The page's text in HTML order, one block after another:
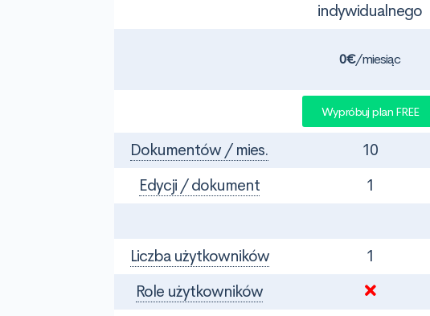
indywidualnego
0€/miesiąc
Wypróbuj plan FREE
Dokumentów / mies. 10
Edycji / dokument
1
Liczba użytkowników
1
Role użytkowników